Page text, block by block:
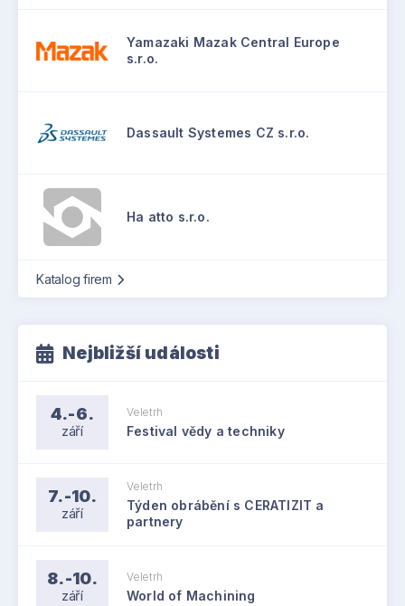
Yamazaki Mazak Central Europe
s.r.o.
Dassault Systemes CZ s.r.o.
Ha atto s.r.o.
Katalog firem
Nejbližší události
4.-6.
září
Veletrh
Festival vědy a techniky
7.-10.
září
Veletrh
Týden obrábění s CERATIZIT a
partnery
8.-10.
září
Veletrh
World of Machining